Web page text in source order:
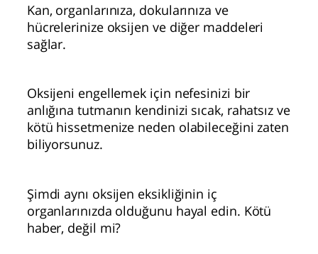
Kan, organlarınıza, dokularınıza ve
hücrelerinize oksijen ve diğer maddeleri
sağlar.
Oksijeni engellemek için nefesinizi bir
anlığına tutmanın kendinizi sıcak, rahatsız ve
kötü hissetmenize neden olabileceğini zaten
biliyorsunuz.
Şimdi aynı oksijen eksikliğinin iç
organlarınızda olduğunu hayal edin. Kötü
haber, değil mi?